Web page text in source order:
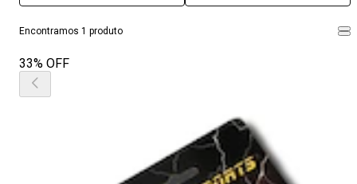
Encontramos 1 produto
33% OFF